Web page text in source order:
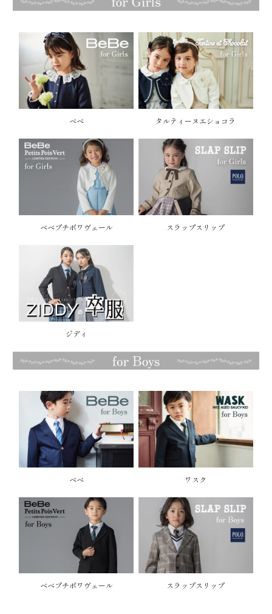
べべ タルティーヌエショコラ
べべプチボワヴェール スラップスリップ
ジディ
べべ ワスク
べべプチボワヴェール スラップスリップ